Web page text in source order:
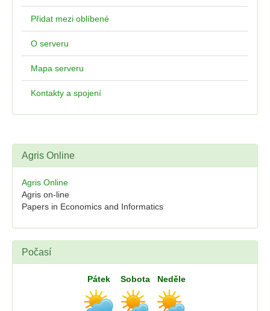
Přidat mezi oblíbené
O serveru
Mapa serveru
Kontakty a spojení
Agris Online
Agris Online
Agris on-line
Papers in Economics and Informatics
Počasí
Pátek Sobota Neděle